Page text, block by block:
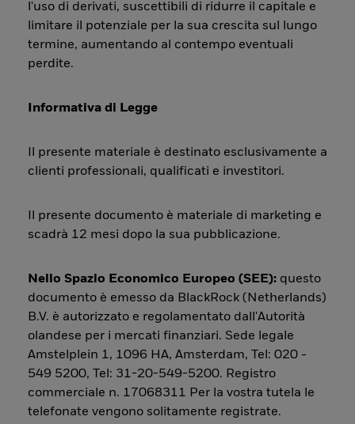
l'uso di derivati, suscettibili di ridurre il capitale e
limitare il potenziale per la sua crescita sul lungo
termine, aumentando al contempo eventuali
perdite.
Informativa di Legge
Il presente materiale è destinato esclusivamente a
clienti professionali, qualificati e investitori.
Il presente documento è materiale di marketing e
scadrà 12 mesi dopo la sua pubblicazione.
Nello Spazio Economico Europeo (SEE): questo
documento è emesso da BlackRock (Netherlands)
B.V. è autorizzato e regolamentato dall'Autorità
olandese per i mercati finanziari. Sede legale
Amstelplein 1, 1096 HA, Amsterdam, Tel: 020 -
549 5200, Tel: 31-20-549-5200. Registro
commerciale n. 17068311 Per la vostra tutela le
telefonate vengono solitamente registrate.